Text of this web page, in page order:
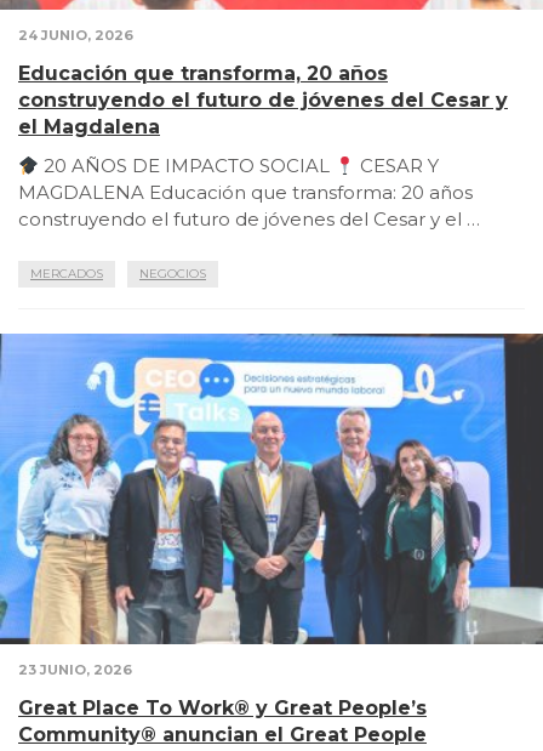
24 JUNIO, 2026
Educación que transforma, 20 años
construyendo el futuro de jóvenes del Cesar y
el Magdalena
20 AÑOS DE IMPACTO SOCIAL
CESAR Y
MAGDALENA Educación que transforma: 20 años
construyendo el futuro de jóvenes del Cesar y el …
MERCADOS NEGOCIOS
23 JUNIO, 2026
Great Place To Work® y Great People’s
Community® anuncian el Great People